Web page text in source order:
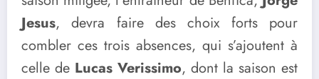
Jesus, devra faire des choix forts pour
combler ces trois absences, qui s’ajoutent à
celle de Lucas Verissimo, dont la saison est